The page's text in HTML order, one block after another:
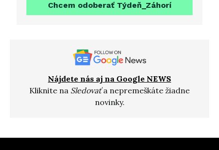
Chcem odoberať Týdeň_Záhorí
Nájdete nás aj na Google NEWS
Kliknite na Sledovaťa nepremeškáte žiadne
novinky.